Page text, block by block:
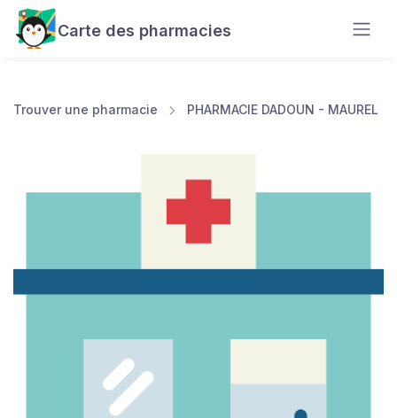
Carte des pharmacies
Trouver une pharmacie PHARMACIE DADOUN - MAUREL